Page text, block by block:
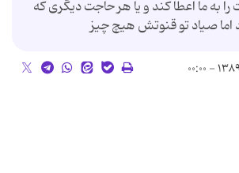
را به ما اعطا کند و یا هر حاجت دیگری که
اما صیاد تو قنوتش هیچ چیز